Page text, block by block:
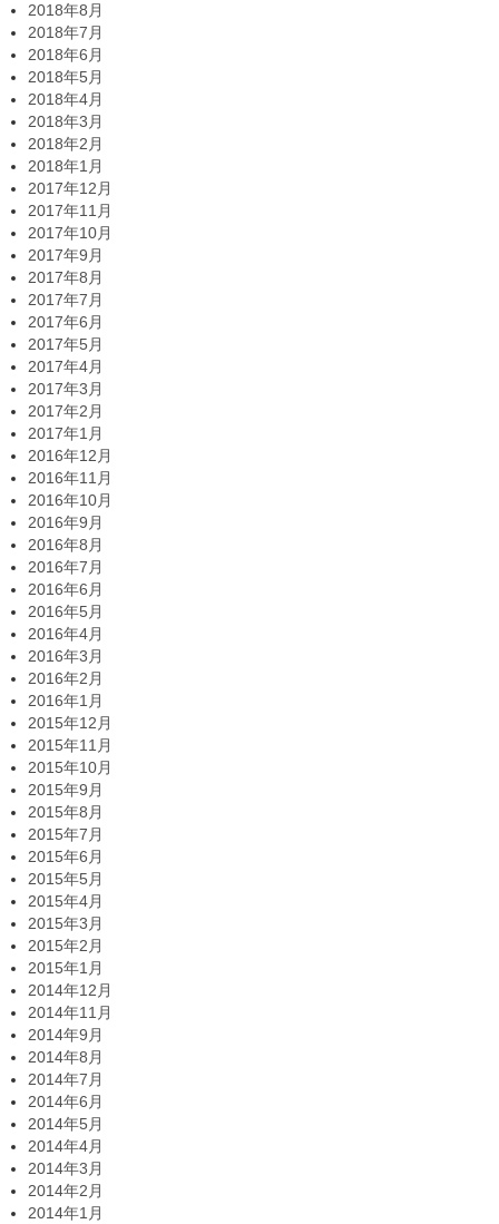
2018年8月
2018年7月
2018年6月
2018年5月
2018年4月
2018年3月
2018年2月
2018年1月
2017年12月
2017年11月
2017年10月
2017年9月
2017年8月
2017年7月
2017年6月
2017年5月
2017年4月
2017年3月
2017年2月
2017年1月
2016年12月
2016年11月
2016年10月
2016年9月
2016年8月
2016年7月
2016年6月
2016年5月
2016年4月
2016年3月
2016年2月
2016年1月
2015年12月
2015年11月
2015年10月
2015年9月
2015年8月
2015年7月
2015年6月
2015年5月
2015年4月
2015年3月
2015年2月
2015年1月
2014年12月
2014年11月
2014年9月
2014年8月
2014年7月
2014年6月
2014年5月
2014年4月
2014年3月
2014年2月
2014年1月